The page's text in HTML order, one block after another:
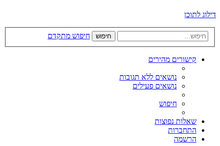
דילוג לתוכן
חיפוש חיפוש מתקדם
קישורים מהירים
נושאים ללא תגובות
נושאים פעילים
חיפוש
שאלות נפוצות
התחברות
הרשמה